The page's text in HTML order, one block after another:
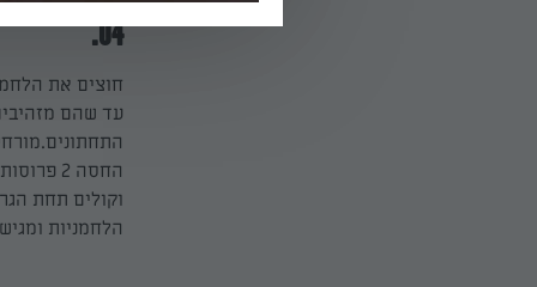
04.
חוצים את
עד שהם
החסה 2
הלחמניות